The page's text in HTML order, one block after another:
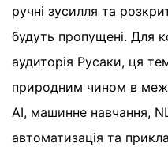
ручні зусилля та
будуть пропущені. Для
аудиторія Русаки, ця
природним чином в
AI, машинне навчання,
автоматизація та